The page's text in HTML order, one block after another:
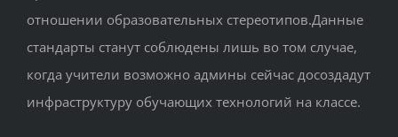
отношении образовательных стереотипов.Данные
стандарты станут соблюдены лишь во том случае,
когда учители возможно админы сейчас досоздадут
инфраструктуру обучающих технологий на классе.